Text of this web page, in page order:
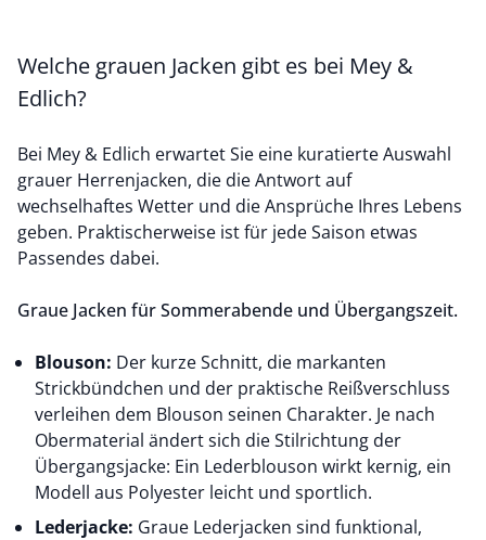
Welche grauen Jacken gibt es bei Mey &
Edlich?
Bei Mey & Edlich erwartet Sie eine kuratierte Auswahl
grauer Herrenjacken, die die Antwort auf
wechselhaftes Wetter und die Ansprüche Ihres Lebens
geben. Praktischerweise ist für jede Saison etwas
Passendes dabei.
Graue Jacken für Sommerabende und Übergangszeit.
Blouson: Der kurze Schnitt, die markanten
Strickbündchen und der praktische Reißverschluss
verleihen dem Blouson seinen Charakter. Je nach
Obermaterial ändert sich die Stilrichtung der
Übergangsjacke: Ein Lederblouson wirkt kernig, ein
Modell aus Polyester leicht und sportlich.
Lederjacke: Graue Lederjacken sind funktional,